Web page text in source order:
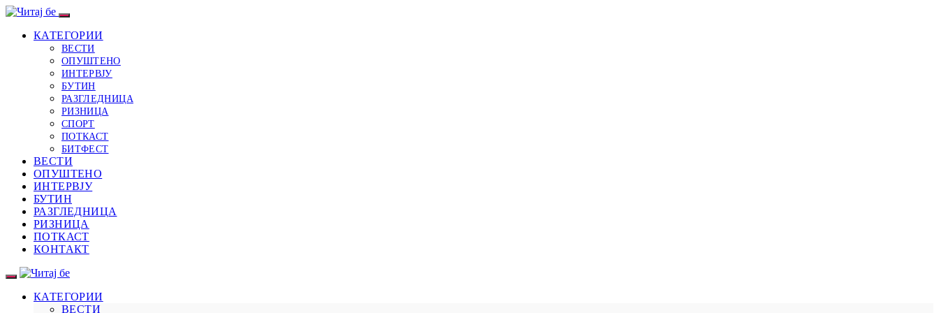
КАТЕГОРИИ
ВЕСТИ
ОПУШТЕНО
ИНТЕРВЈУ
БУТИН
РАЗГЛЕДНИЦА
РИЗНИЦА
СПОРТ
ПОТКАСТ
БИТФЕСТ
ВЕСТИ
ОПУШТЕНО
ИНТЕРВЈУ
БУТИН
РАЗГЛЕДНИЦА
РИЗНИЦА
ПОТКАСТ
КОНТАКТ
КАТЕГОРИИ
ВЕСТИ